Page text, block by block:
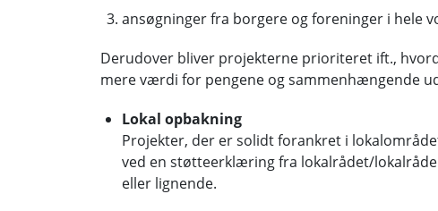
ansøgninger fra borgere og foreninger i hele
Derudover bliver projekterne prioriteret ift.,
mere værdi for pengene og sammenhængende
Lokal opbakning
Projekter, der er solidt forankret i
ved en støtteerklæring fra lokalrådet/
eller lignende.